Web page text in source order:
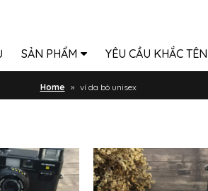
SẢN PHẨM YÊU CẦU KHẮC TÊN
Home » ví da bò unisex